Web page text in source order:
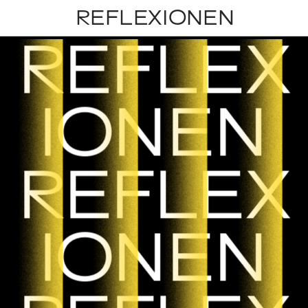
REFLEXIONEN
REFLEX
IONEN
REFLEX
IONEN